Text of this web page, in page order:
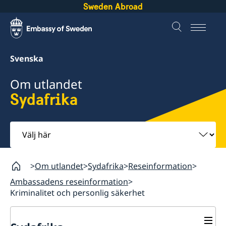
Sweden Abroad
Svenska
Om utlandet
Sydafrika
Välj
här
Om utlandet Sydafrika Reseinformation
Ambassadens reseinformation
Kriminalitet och personlig säkerhet